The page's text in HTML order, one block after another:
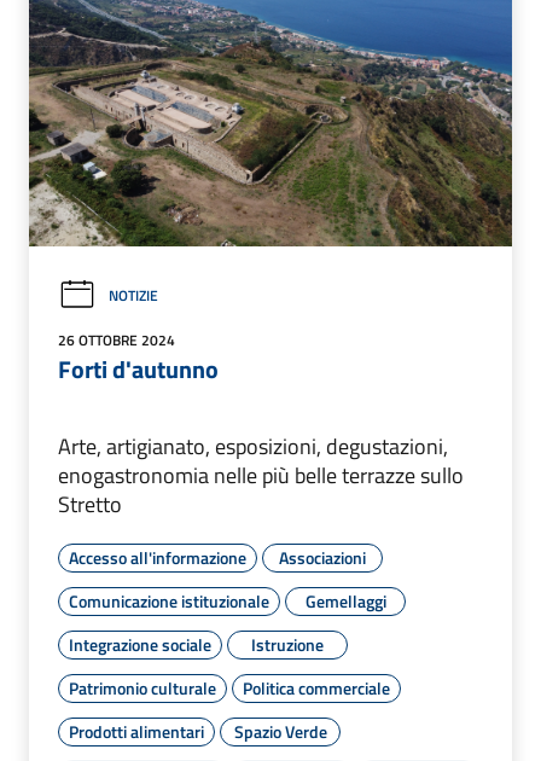
NOTIZIE
26 OTTOBRE 2024
Forti d'autunno
Arte, artigianato, esposizioni, degustazioni,
enogastronomia nelle più belle terrazze sullo
Stretto
Accesso all'informazione
Associazioni
Comunicazione istituzionale
Gemellaggi
Integrazione sociale
Istruzione
Patrimonio culturale
Politica commerciale
Prodotti alimentari
Spazio Verde